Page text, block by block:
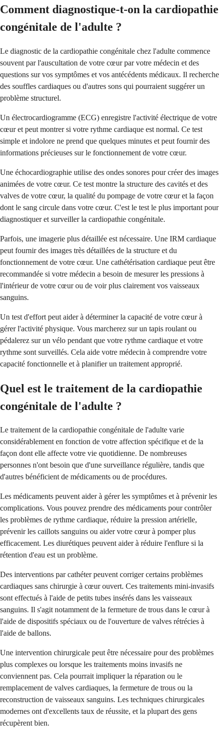
Comment diagnostique-t-on la cardiopathie
congénitale de l'adulte ?
Le diagnostic de la cardiopathie congénitale chez l'adulte commence
souvent par l'auscultation de votre cœur par votre médecin et des
questions sur vos symptômes et vos antécédents médicaux. Il recherche
des souffles cardiaques ou d'autres sons qui pourraient suggérer un
problème structurel.
Un électrocardiogramme (ECG) enregistre l'activité électrique de votre
cœur et peut montrer si votre rythme cardiaque est normal. Ce test
simple et indolore ne prend que quelques minutes et peut fournir des
informations précieuses sur le fonctionnement de votre cœur.
Une échocardiographie utilise des ondes sonores pour créer des images
animées de votre cœur. Ce test montre la structure des cavités et des
valves de votre cœur, la qualité du pompage de votre cœur et la façon
dont le sang circule dans votre cœur. C'est le test le plus important pour
diagnostiquer et surveiller la cardiopathie congénitale.
Parfois, une imagerie plus détaillée est nécessaire. Une IRM cardiaque
peut fournir des images très détaillées de la structure et du
fonctionnement de votre cœur. Une cathétérisation cardiaque peut être
recommandée si votre médecin a besoin de mesurer les pressions à
l'intérieur de votre cœur ou de voir plus clairement vos vaisseaux
sanguins.
Un test d'effort peut aider à déterminer la capacité de votre cœur à
gérer l'activité physique. Vous marcherez sur un tapis roulant ou
pédalerez sur un vélo pendant que votre rythme cardiaque et votre
rythme sont surveillés. Cela aide votre médecin à comprendre votre
capacité fonctionnelle et à planifier un traitement approprié.
Quel est le traitement de la cardiopathie
congénitale de l'adulte ?
Le traitement de la cardiopathie congénitale de l'adulte varie
considérablement en fonction de votre affection spécifique et de la
façon dont elle affecte votre vie quotidienne. De nombreuses
personnes n'ont besoin que d'une surveillance régulière, tandis que
d'autres bénéficient de médicaments ou de procédures.
Les médicaments peuvent aider à gérer les symptômes et à prévenir les
complications. Vous pouvez prendre des médicaments pour contrôler
les problèmes de rythme cardiaque, réduire la pression artérielle,
prévenir les caillots sanguins ou aider votre cœur à pomper plus
efficacement. Les diurétiques peuvent aider à réduire l'enflure si la
rétention d'eau est un problème.
Des interventions par cathéter peuvent corriger certains problèmes
cardiaques sans chirurgie à cœur ouvert. Ces traitements mini-invasifs
sont effectués à l'aide de petits tubes insérés dans les vaisseaux
sanguins. Il s'agit notamment de la fermeture de trous dans le cœur à
l'aide de dispositifs spéciaux ou de l'ouverture de valves rétrécies à
l'aide de ballons.
Une intervention chirurgicale peut être nécessaire pour des problèmes
plus complexes ou lorsque les traitements moins invasifs ne
conviennent pas. Cela pourrait impliquer la réparation ou le
remplacement de valves cardiaques, la fermeture de trous ou la
reconstruction de vaisseaux sanguins. Les techniques chirurgicales
modernes ont d'excellents taux de réussite, et la plupart des gens
récupèrent bien.